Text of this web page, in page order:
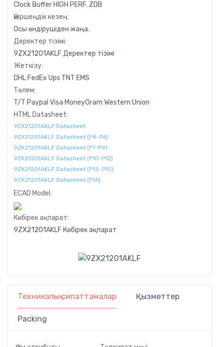
Clock Buffer HIGH PERF. ZDB
Өміршеңдік кезең:
Осы өндірушіден жаңа.
Деректер тізімі:
9ZX21201AKLF Деректер тізімі
Жеткізу:
DHL FedEx Ups TNT EMS
Төлем:
T/T Paypal Visa MoneyGram Western Union
HTML Datasheet:
9ZX21201AKLF Datasheet
9ZX21201AKLF Datasheet (P4-P6)
9ZX21201AKLF Datasheet (P7-P9)
9ZX21201AKLF Datasheet (P10-P12)
9ZX21201AKLF Datasheet (P13-P15)
9ZX21201AKLF Datasheet (P16)
ECAD Model:
Көбірек ақпарат:
9ZX21201AKLF Көбірек ақпарат
Техникалық сипаттамалар Қызметтер
Packing